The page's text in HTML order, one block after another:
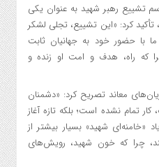
تشییع رهبر شهید به عنوان یکی
تأکید کرد: «این تشییع، تجلی لشکر
با حضور خود به جهانیان ثابت
که راه، هدف و امت او زنده و
معاند تصریح کرد: «دشمنان
کار تمام نشده است؛ بلکه تازه آغاز
«خامنه‌ای شهید» بسیار بیشتر از
چرا که خون شهید، رویش‌های